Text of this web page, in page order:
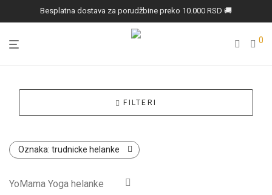
Besplatna dostava za porudžbine preko 10.000 RSD 🚚
0
FILTERI
Oznaka: trudnicke helanke
YoMama Yoga helanke